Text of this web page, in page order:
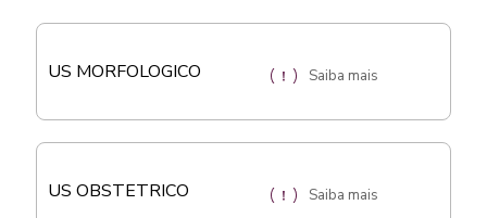
US MORFOLOGICO Saiba mais
US OBSTETRICO Saiba mais